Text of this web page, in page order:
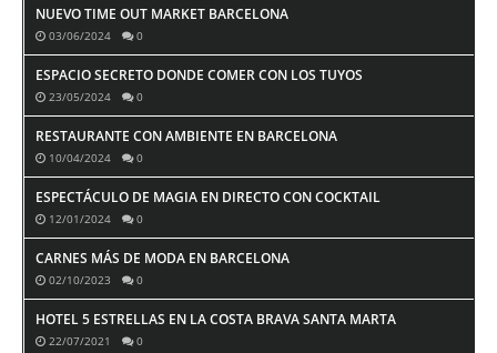
NUEVO TIME OUT MARKET BARCELONA
03/06/2024 0
ESPACIO SECRETO DONDE COMER CON LOS TUYOS
23/05/2024 0
RESTAURANTE CON AMBIENTE EN BARCELONA
10/04/2024 0
ESPECTÁCULO DE MAGIA EN DIRECTO CON COCKTAIL
12/01/2024 0
CARNES MÁS DE MODA EN BARCELONA
02/10/2023 0
HOTEL 5 ESTRELLAS EN LA COSTA BRAVA SANTA MARTA
22/07/2021 0